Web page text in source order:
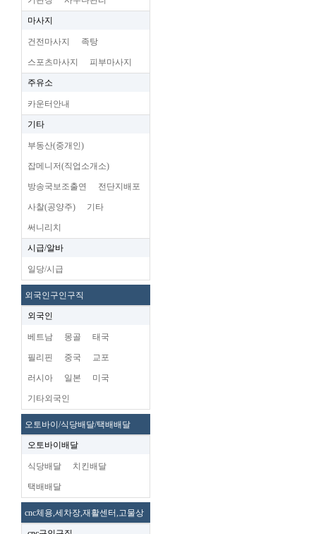
마사지
건전마사지 족탕
스포츠마사지 피부마사지
주유소
카운터안내
기타
부동산(중개인)
잡메니저(직업소개소)
방송국보조출연 전단지배포
사찰(공양주) 기타
써니리치
시급/알바
일당/시급
외국인구인구직
외국인
베트남 몽골 태국
필리핀 중국 교포
러시아 일본 미국
기타외국인
오토바이/식당배달/택배배달
오토바이배달
식당배달 치킨배달
택배배달
cnc체용,세차장,재활센터,고물상